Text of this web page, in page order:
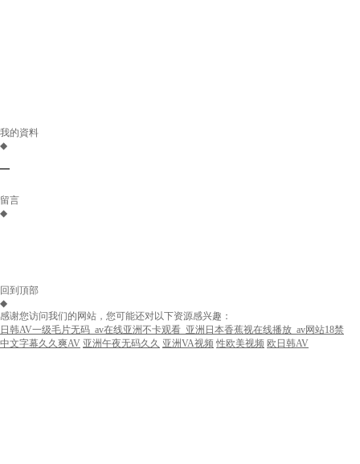
我的資料
◆
留言
◆
回到頂部
◆
感谢您访问我们的网站，您可能还对以下资源感兴趣：
日韩AV一级毛片无码_av在线亚洲不卡观看_亚洲日本香蕉视在线播放_av网站18禁
中文字幕久久爽AV 亚洲午夜无码久久 亚洲VA视频 性欧美视频 欧日韩AV